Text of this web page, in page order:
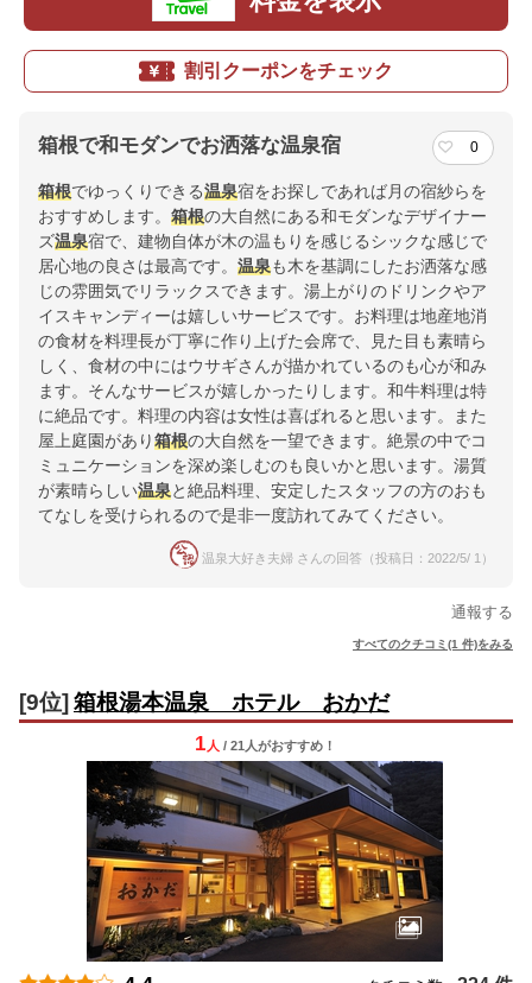
割引クーポンをチェック
箱根で和モダンでお洒落な温泉宿 0
箱根でゆっくりできる温泉宿をお探しであれば月の宿紗らを
おすすめします。 箱根の大自然にある和モダンなデザイナー
ズ温泉宿で、建物自体が木の温もりを感じるシックな感じで
居心地の良さは最高です。 温泉も木を基調にしたお洒落な感
じの雰囲気でリラックスできます。湯上がりのドリンクやア
イスキャンディーは嬉しいサービスです。お料理は地産地消
の食材を料理長が丁寧に作り上げた会席で、見た目も素晴ら
しく、食材の中にはウサギさんが描かれているのも心が和み
ます。そんなサービスが嬉しかったりします。和牛料理は特
に絶品です。料理の内容は女性は喜ばれると思います。また
屋上庭園があり箱根の大自然を一望できます。絶景の中でコ
ミュニケーションを深め楽しむのも良いかと思います。湯質
が素晴らしい温泉と絶品料理、安定したスタッフの方のおも
てなしを受けられるので是非一度訪れてみてください。
温泉大好き夫婦 さんの回答（投稿日：2022/5/ 1）
通報する
すべてのクチコミ(1 件)をみる
[9位] 箱根湯本温泉 ホテル おかだ
1 人 / 21人がおすすめ！